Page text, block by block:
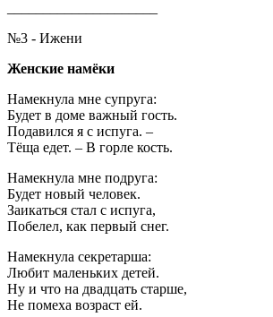
№3 - Ижени
Женские намёки
Намекнула мне супруга:
Будет в доме важный гость.
Подавился я с испуга. –
Тёща едет. – В горле кость.
Намекнула мне подруга:
Будет новый человек.
Заикаться стал с испуга,
Побелел, как первый снег.
Намекнула секретарша:
Любит маленьких детей.
Ну и что на двадцать старше,
Не помеха возраст ей.